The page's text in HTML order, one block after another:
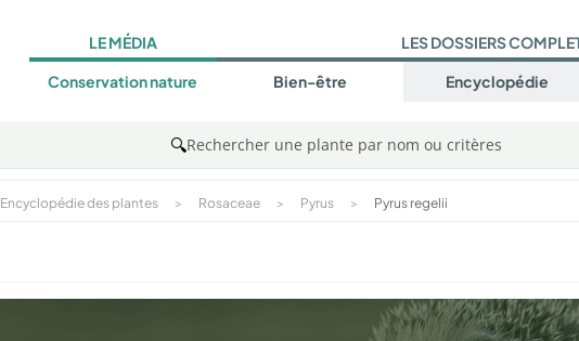
LE MÉDIA
Conservation nature
LES DOSSIERS
Bien-être Encyclopédie
🔍Rechercher une plante par nom ou critères
Encyclopédie des plantes > Rosaceae > Pyrus > Pyrus regelii